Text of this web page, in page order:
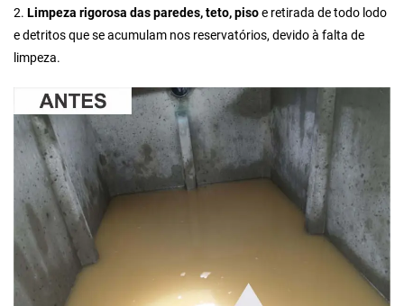
2. Limpeza rigorosa das paredes, teto, pisoe retirada de todo lodo
e detritos que se acumulam nos reservatórios, devido à falta de
limpeza.